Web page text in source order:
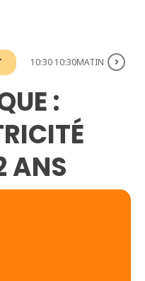
10:30 10:30MATIN
:
ANS